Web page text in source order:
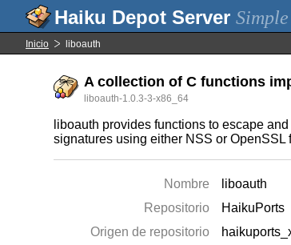
Simple
Inicio liboauth
A collection of C functions
liboauth-1.0.3-3-x86_64
liboauth provides functions to escape
signatures using either NSS or
Nombre
liboauth
Repositorio
HaikuPorts
Origen de repositorio